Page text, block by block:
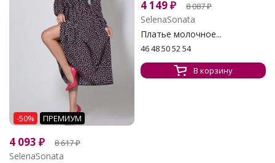
-50% ПРЕМИУМ
4 093 ₽ 8 617₽
SelenaSonata
4 149₽ 8 087₽
SelenaSonata
Платье молочное...
46 48 50 52 54
В корзину